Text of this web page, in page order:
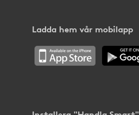
Ladda hem vår mobilapp